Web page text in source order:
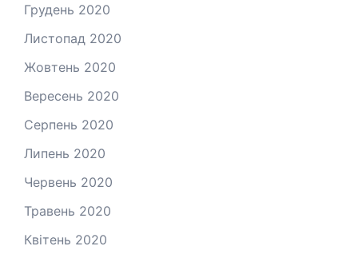
Грудень 2020
Листопад 2020
Жовтень 2020
Вересень 2020
Серпень 2020
Липень 2020
Червень 2020
Травень 2020
Квітень 2020